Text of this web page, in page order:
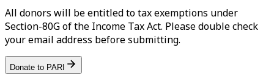
All donors will be entitled to tax exemptions under
Section-80G of the Income Tax Act. Please double check
your email address before submitting.
Donate to PARI